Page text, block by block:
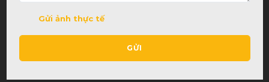
Gửi ảnh thực tế
GỬI